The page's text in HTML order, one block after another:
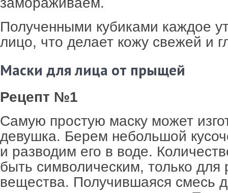
Полученными кубиками каждое
лицо, что делает кожу свежей и
Маски для лица от прыщей
Рецепт №1
Самую простую маску может
девушка. Берем небольшой
и разводим его в воде.
быть символическим, только для
вещества. Получившаяся смесь